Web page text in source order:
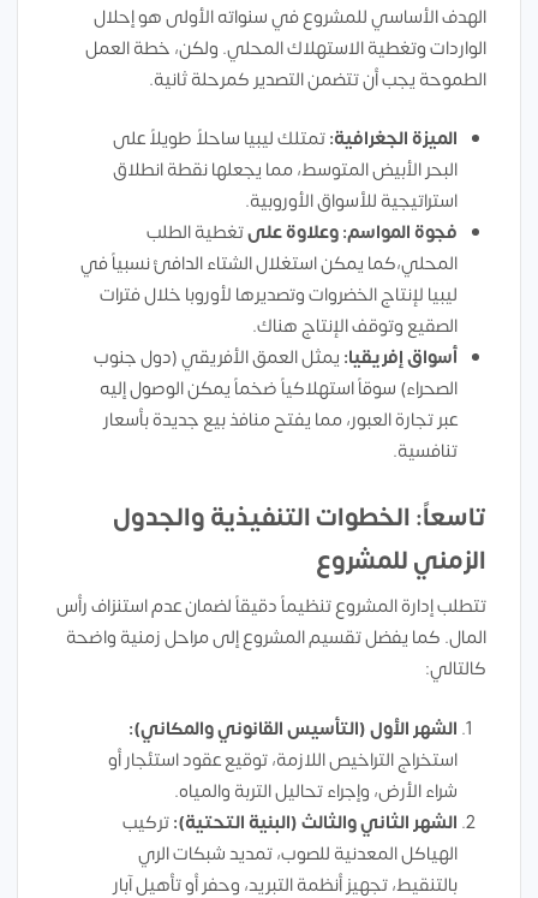
الهدف الأساسي للمشروع في سنواته الأولى هو إحلال
الواردات وتغطية الاستهلاك المحلي. ولكن، خطة العمل
الطموحة يجب أن تتضمن التصدير كمرحلة ثانية.
الميزة الجغرافية:تمتلك ليبيا ساحلاً طويلاً على
البحر الأبيض المتوسط، مما يجعلها نقطة انطلاق
استراتيجية للأسواق الأوروبية.
فجوة المواسم:وعلاوة علىتغطية الطلب
المحلي،كما يمكن استغلال الشتاء الدافئ نسبياً في
ليبيا لإنتاج الخضروات وتصديرها لأوروبا خلال فترات
الصقيع وتوقف الإنتاج هناك.
أسواق إفريقيا: يمثل العمق الأفريقي (دول جنوب
الصحراء) سوقاً استهلاكياً ضخماً يمكن الوصول إليه
عبر تجارة العبور، مما يفتح منافذ بيع جديدة بأسعار
تنافسية.
تاسعاً: الخطوات التنفيذية والجدول
الزمني للمشروع
تتطلب إدارة المشروع تنظيماً دقيقاً لضمان عدم استنزاف رأس
المال. كما يفضل تقسيم المشروع إلى مراحل زمنية واضحة
كالتالي:
الشهر الأول (التأسيس القانوني والمكاني):
استخراج التراخيص اللازمة، توقيع عقود استئجار أو
شراء الأرض، وإجراء تحاليل التربة والمياه.
الشهر الثاني والثالث (البنية التحتية):تركيب
الهياكل المعدنية للصوب، تمديد شبكات الري
بالتنقيط، تجهيز أنظمة التبريد، وحفر أو تأهيل آبار